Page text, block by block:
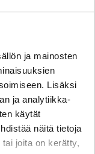
ja mainosten
Lisäksi
ja analytiikka-
käytät
näitä tietoja
joita on kerätty,